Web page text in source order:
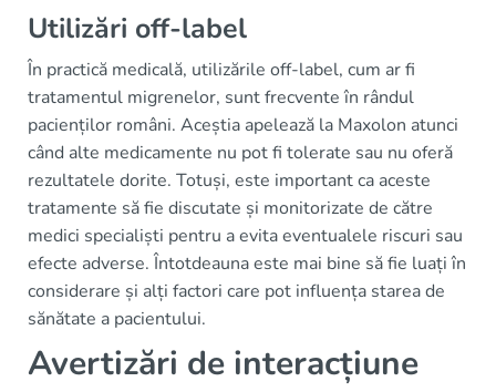
Utilizări off-label
În practică medicală, utilizările off-label, cum ar fi
tratamentul migrenelor, sunt frecvente în rândul
pacienților români. Aceștia apelează la Maxolon atunci
când alte medicamente nu pot fi tolerate sau nu oferă
rezultatele dorite. Totuși, este important ca aceste
tratamente să fie discutate și monitorizate de către
medici specialiști pentru a evita eventualele riscuri sau
efecte adverse. Întotdeauna este mai bine să fie luați în
considerare și alți factori care pot influența starea de
sănătate a pacientului.
Avertizări de interacțiune